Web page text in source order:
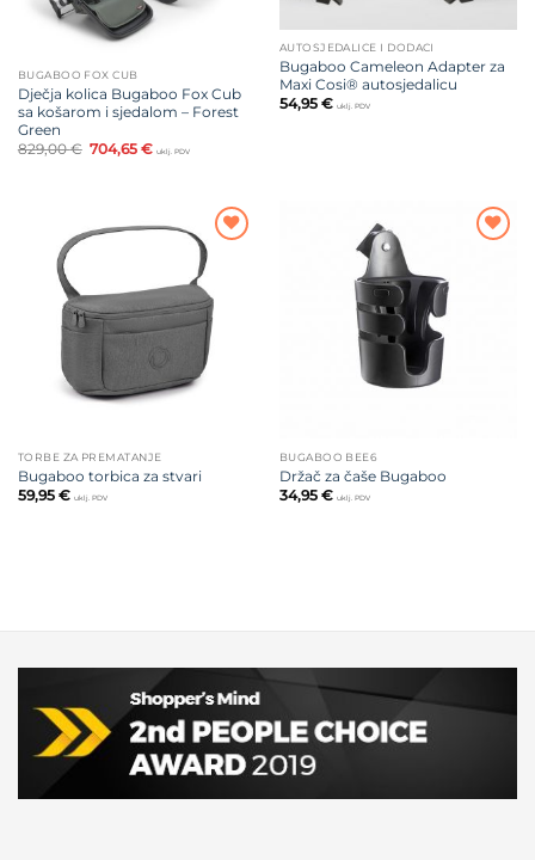
BUGABOO FOX CUB
Dječja kolica Bugaboo Fox Cub
sa košarom i sjedalom – Forest
Green
829,00€ Izvorna
cijena
704,65€Trenutna
uklj. PDV
AUTOSJEDALICE I DODACI
Bugaboo Cameleon Adapter za
Maxi Cosi® autosjedalicu
54,95 € uklj. PDV
Dodajte
na listu
TORBE ZA PREMATANJE
Bugaboo torbica za stvari
59,95 € uklj. PDV
BUGABOO BEE6
Držač za čaše Bugaboo
34,95 € uklj. PDV